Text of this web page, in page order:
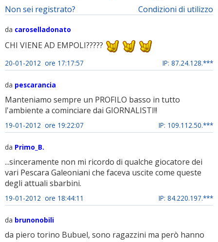
Condizioni di utilizzo
Non sei registrato?
da caroselladonato
CHI VIENE AD EMPOLI?????
20-01-2012 ore 17:17:57 IP: 87.24.128.***
da pescarancia
Manteniamo sempre un PROFILO basso in tutto
l'ambiente a cominciare dai GIORNALISTI!!
19-01-2012 ore 19:22:07 IP: 109.112.50.***
da Primo_B.
...sinceramente non mi ricordo di qualche giocatore dei
vari Pescara Galeoniani che faceva uscite come queste
degli attuali sbarbini.
19-01-2012 ore 18:44:11 IP: 84.220.197.***
da brunonobili
da piero torino Bubuel, sono ragazzini ma però hanno